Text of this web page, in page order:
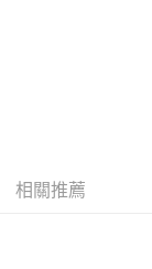
相關推薦